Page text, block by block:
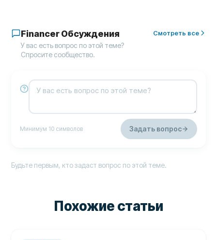
Financer Обсуждения
У вас есть вопрос по этой теме?
Спросите сообщество.
Смотреть все
Минимум 10 символов Задать вопрос
Будьте первым, кто задаст вопрос по этой теме.
Похожие статьи